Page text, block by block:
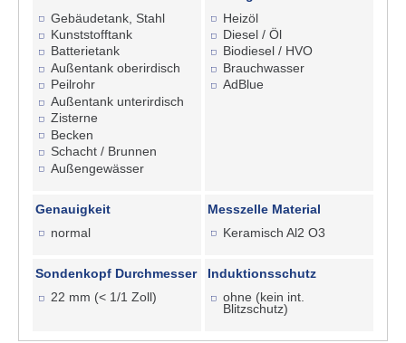
Gebäudetank, Stahl
Kunststofftank
Batterietank
Außentank oberirdisch
Peilrohr
Außentank unterirdisch
Zisterne
Becken
Schacht / Brunnen
Außengewässer
Heizöl
Diesel / Öl
Biodiesel / HVO
Brauchwasser
AdBlue
Genauigkeit
normal
Messzelle Material
Keramisch Al2 O3
Sondenkopf Durchmesser
22 mm (< 1/1 Zoll)
Induktionsschutz
ohne (kein int.
Blitzschutz)